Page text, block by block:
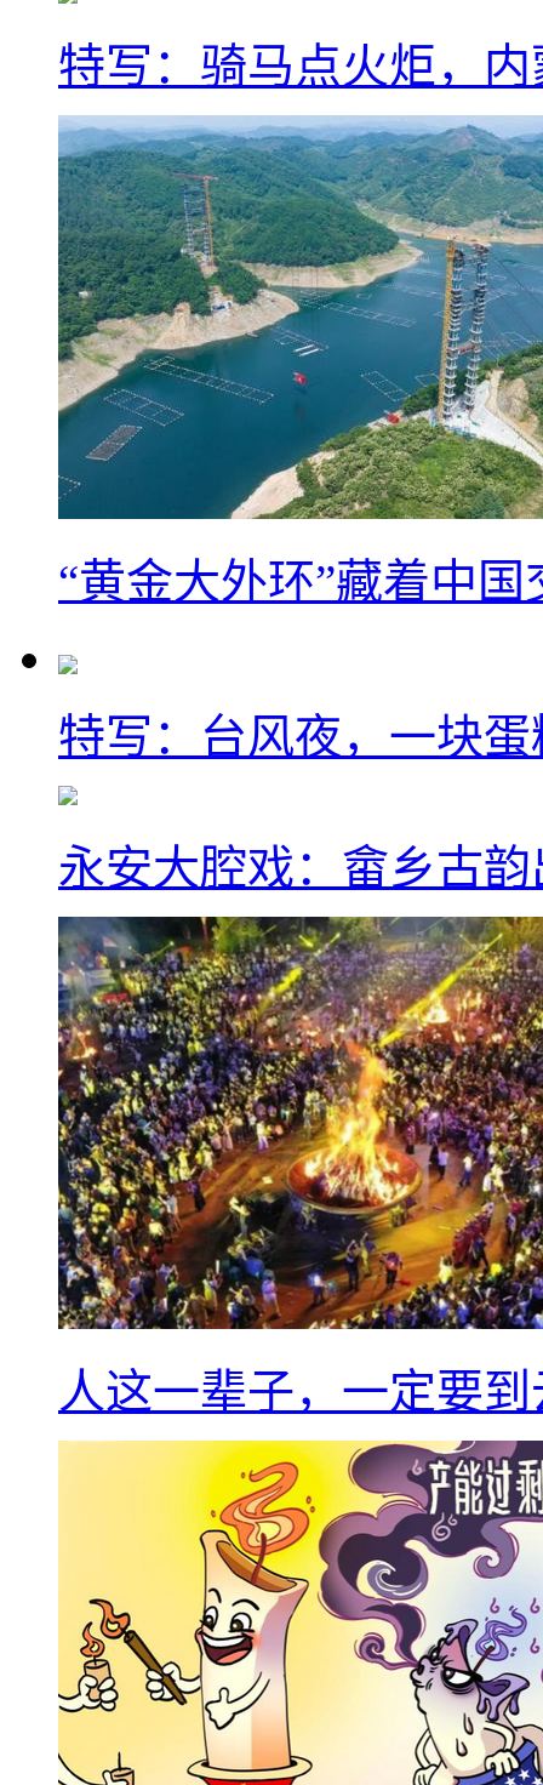
特写：骑马点火炬，
“黄金大外环”藏着中
特写：台风夜，一块
永安大腔戏：畲乡古
人这一辈子，一定要